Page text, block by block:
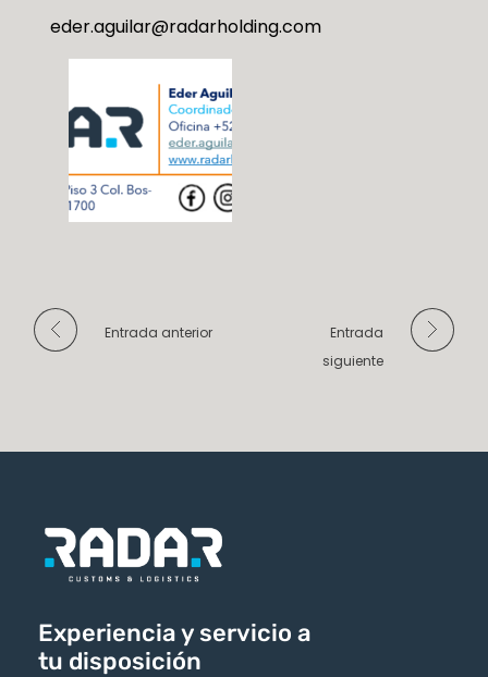
eder.aguilar@radarholding.com
Entrada anterior
Entrada
siguiente
Experiencia y servicio a
tu disposición